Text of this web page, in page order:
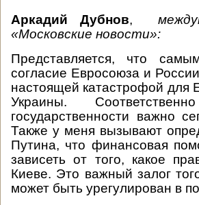
Аркадий Дубнов,
«Московские новости»:
Представляется, что
согласие Евросоюза и
настоящей катастрофой
Украины.
государственности важно
Также у меня вызывают
Путина, что финансовая
зависеть от того, какое
Киеве. Это важный залог
может быть урегулирован в